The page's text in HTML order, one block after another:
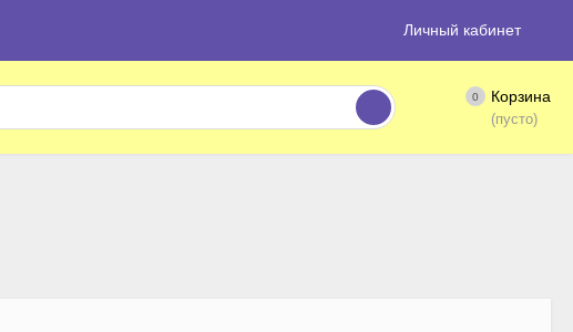
Личный кабинет
0 Корзина
(пусто)